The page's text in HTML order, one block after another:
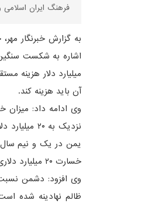
فرهنگ ایران اسلامی
به گزارش خبرنگار
آن باید هزینه کند.
وی ادامه داد: میزان
یمن در یک و نیم سال،
خسارت ۲۰ میلیارد دلاری در جنگ ۱۲ روزه با ایران، به خوبی نشان از شکست دشمن در این جنگ دارد.
وی افزود: دشمن نسبت
ظالم نهادینه شده